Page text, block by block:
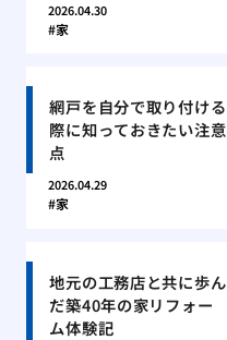
2026.04.30
家
網戸を自分で取り付ける
際に知っておきたい注意
点
2026.04.29
家
地元の工務店と共に歩ん
だ築40年の家リフォー
ム体験記